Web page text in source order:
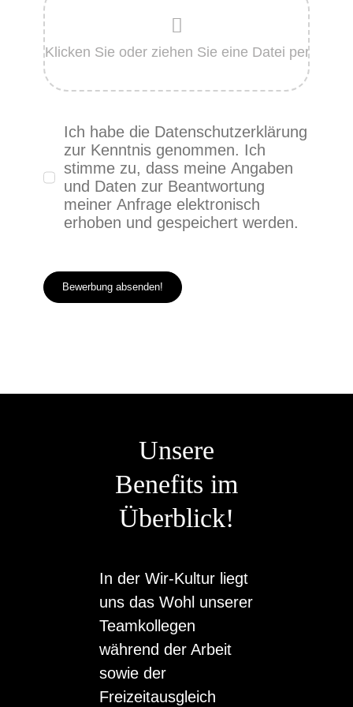
Ich habe die Datenschutzerklärung
zur Kenntnis genommen. Ich
stimme zu, dass meine Angaben
und Daten zur Beantwortung
meiner Anfrage elektronisch
erhoben und gespeichert werden.
Bewerbung absenden!
Unsere
Benefits im
Überblick!
In der Wir-Kultur liegt
uns das Wohl unserer
Teamkollegen
während der Arbeit
sowie der
Freizeitausgleich